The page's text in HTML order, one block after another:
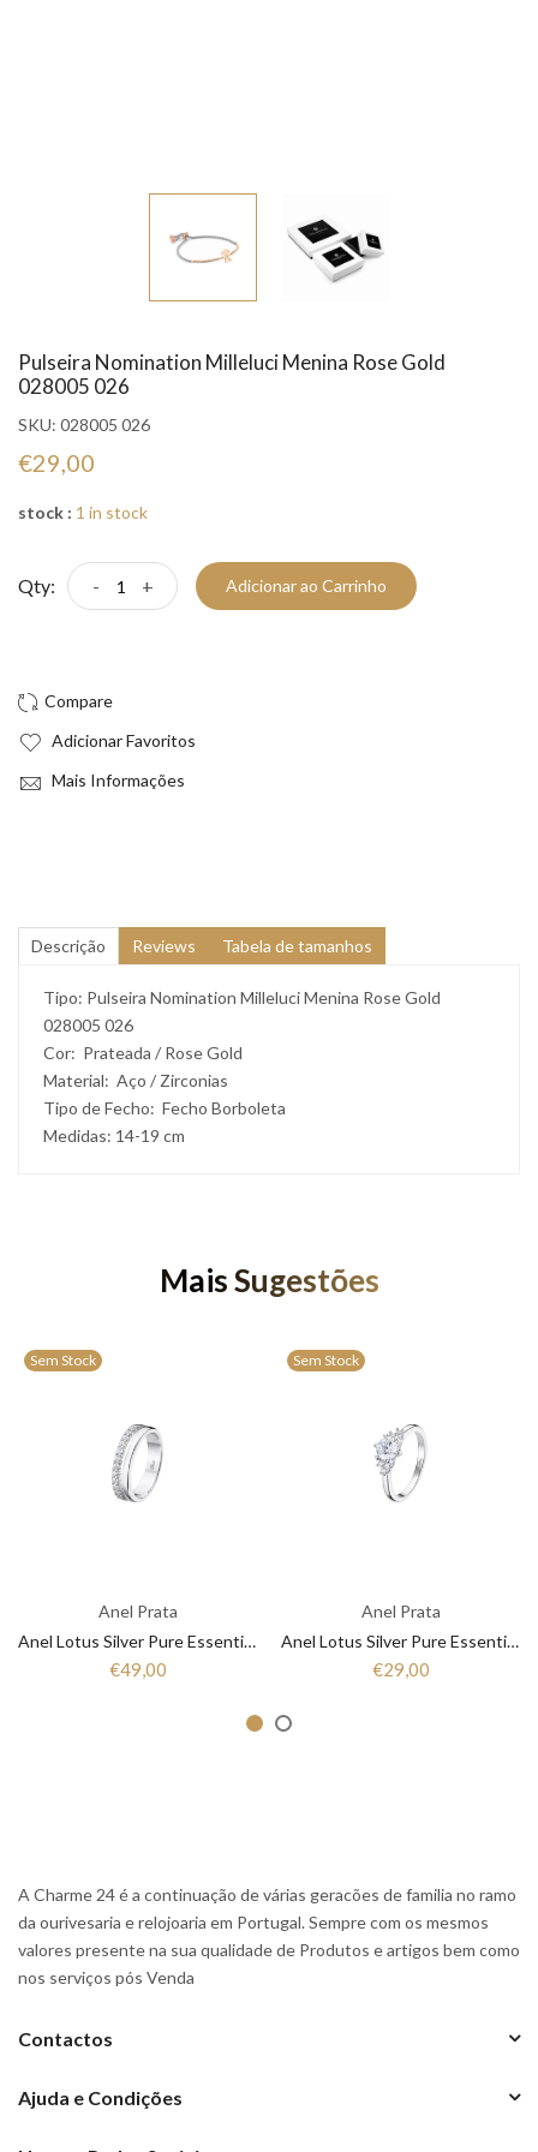
Pulseira Nomination Milleluci Menina Rose Gold
028005 026
SKU: 028005 026
€29,00
stock : 1 in stock
Qty: - + Adicionar ao Carrinho
Adicionar Favoritos
Mais Informações
Descrição Reviews Tabela de tamanhos
Tipo: Pulseira Nomination Milleluci Menina Rose Gold
028005 026
Cor: Prateada / Rose Gold
Material: Aço / Zirconias
Tipo de Fecho: Fecho Borboleta
Medidas: 14-19 cm
Mais Sugestões
Sem Stock
Anel Prata
Anel Lotus Silver Pure Essential LP3446-3/1 Mulher Prata
€49,00
Sem Stock
Anel Prata
Anel Lotus Silver Pure Essential LP3443-3/1 Mulher Prata
€29,00
A Charme 24 é a continuação de várias geracões de familia no ramo
da ourivesaria e relojoaria em Portugal. Sempre com os mesmos
valores presente na sua qualidade de Produtos e artigos bem como
nos serviços pós Venda
Contactos
Ajuda e Condições